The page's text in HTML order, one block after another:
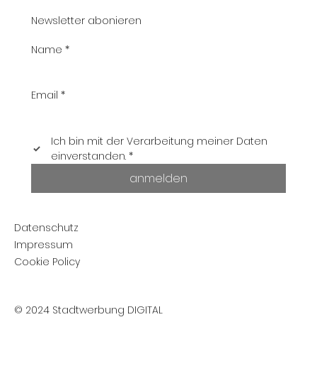
© 2024 Stadtwerbung DIGITAL
Datenschutz
Impressum
Cookie Policy
Newsletter abonieren
Name *
Email *
Ich bin mit der Verarbeitung meiner Daten
einverstanden. *
anmelden